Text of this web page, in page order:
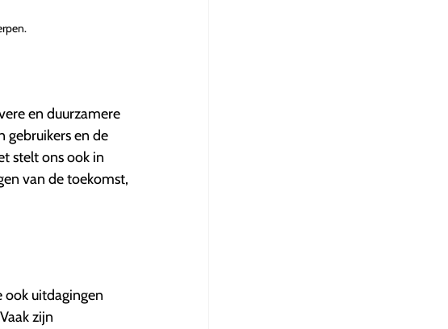
en duurzamere
en de
stelt ons ook in
van de toekomst,
ook uitdagingen
zijn